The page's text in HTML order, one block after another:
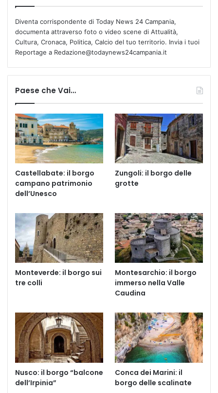
Diventa corrispondente di Today News 24 Campania,
documenta attraverso foto o video scene di Attualità,
Cultura, Cronaca, Politica, Calcio del tuo territorio. Invia i tuoi
Reportage a Redazione@todaynews24campania.it
Paese che Vai…
Castellabate: il borgo
campano patrimonio
dell’Unesco
Zungoli: il borgo delle
grotte
Monteverde: il borgo sui
tre colli
Montesarchio: il borgo
immerso nella Valle
Caudina
Nusco: il borgo “balcone
dell’Irpinia”
Conca dei Marini: il
borgo delle scalinate